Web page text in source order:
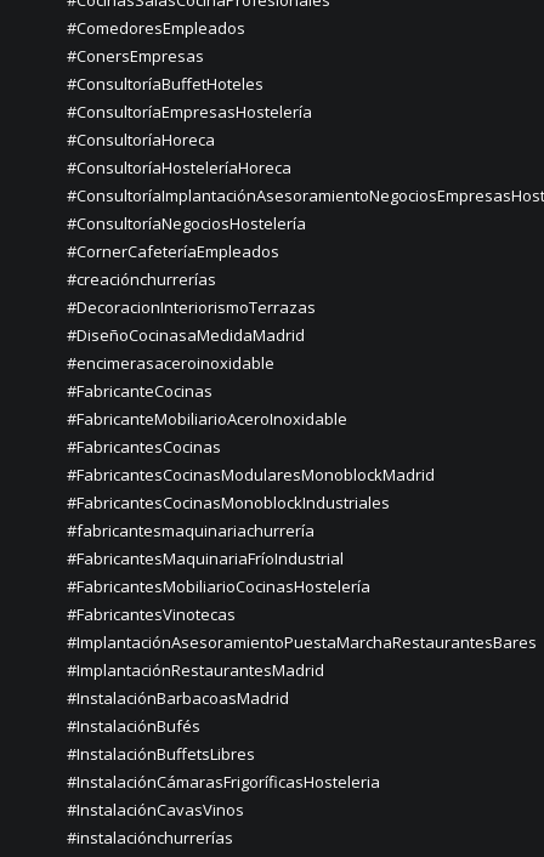
#ComedoresEmpleados
#ConersEmpresas
#ConsultoríaBuffetHoteles
#ConsultoríaEmpresasHostelería
#ConsultoríaHoreca
#ConsultoríaHosteleríaHoreca
#ConsultoríaNegociosHostelería
#CornerCafeteríaEmpleados
#creaciónchurrerías
#DecoracionInteriorismoTerrazas
#DiseñoCocinasaMedidaMadrid
#encimerasaceroinoxidable
#FabricanteCocinas
#FabricanteMobiliarioAceroInoxidable
#FabricantesCocinas
#FabricantesCocinasModularesMonoblockMadrid
#FabricantesCocinasMonoblockIndustriales
#fabricantesmaquinariachurrería
#FabricantesMaquinariaFríoIndustrial
#FabricantesMobiliarioCocinasHostelería
#FabricantesVinotecas
#ImplantaciónAsesoramientoPuestaMarchaRestaurantesBares
#ImplantaciónRestaurantesMadrid
#InstalaciónBarbacoasMadrid
#InstalaciónBufés
#InstalaciónBuffetsLibres
#InstalaciónCámarasFrigoríficasHosteleria
#InstalaciónCavasVinos
#instalaciónchurrerías